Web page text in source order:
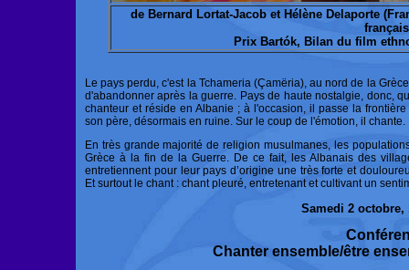
de Bernard Lortat-Jacob et Hélène Delaporte
français
Prix Bartók, Bilan du film
Le pays perdu, c'est la Tchameria (Çamëria), au nord de la
d'abandonner après la guerre. Pays de haute nostalgie, donc,
chanteur et réside en Albanie ; à l'occasion, il passe la
son père, désormais en ruine. Sur le coup de l'émotion, il chante.
En très grande majorité de religion musulmanes, les
Grèce à la fin de la Guerre. De ce fait, les Albanais des
entretiennent pour leur pays d’origine une très forte et
Et surtout le chant : chant pleuré, entretenant et cultivant un
Samedi 2 octobre,
Chanter ensemble/être